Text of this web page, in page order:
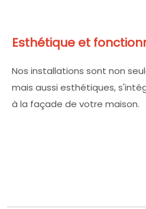
Esthétique et
Nos installations sont non
mais aussi esthétiques,
à la façade de votre maison.